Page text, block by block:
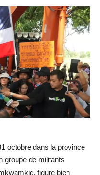
octobre dans la province
groupe de militants
figure bien